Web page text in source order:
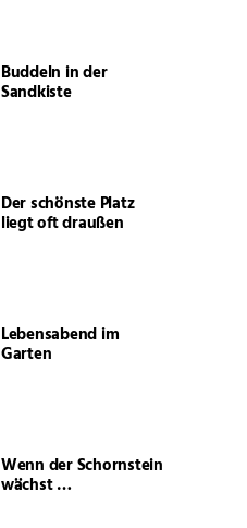
Buddeln in der
Sandkiste
Der schönste Platz
liegt oft draußen
Lebensabend im
Garten
Wenn der Schornstein
wächst …